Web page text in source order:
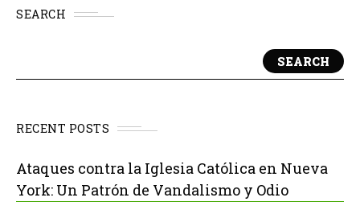
SEARCH
SEARCH
RECENT POSTS
Ataques contra la Iglesia Católica en Nueva
York: Un Patrón de Vandalismo y Odio